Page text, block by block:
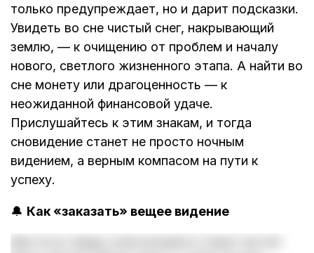
только предупреждает, но и дарит подсказки.
Увидеть во сне чистый снег, накрывающий
землю, — к очищению от проблем и началу
нового, светлого жизненного этапа. А найти во
сне монету или драгоценность — к
неожиданной финансовой удаче.
Прислушайтесь к этим знакам, и тогда
сновидение станет не просто ночным
видением, а верным компасом на пути к
успеху.
🔔 Как «заказать» вещее видение